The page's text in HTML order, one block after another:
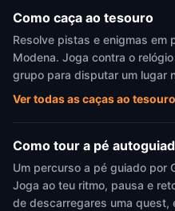
Como caça ao tesouro
Resolve pistas e enigmas em
Modena. Joga contra o
grupo para disputar um lugar
Ver todas as caças ao
Como tour a pé
Um percurso a pé guiado por
Joga ao teu ritmo, pausa e
de descarregares uma quest,